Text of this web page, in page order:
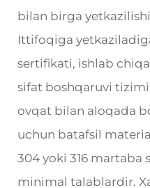
bilan birga
Ittifoqiga
sertifikati, ishlab
sifat boshqaruvi
ovqat bilan aloqada
uchun batafsil
304 yoki 316 martaba
minimal talablardir.